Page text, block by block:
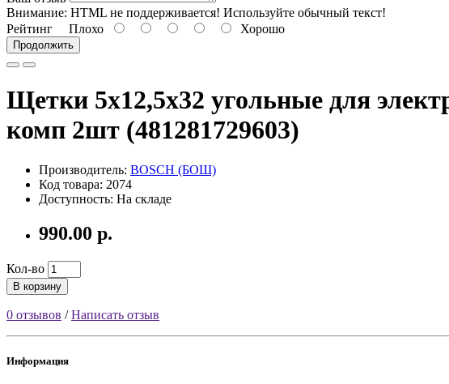
Внимание: HTML не поддерживается! Используйте обычный текст!
Рейтинг Плохо Хорошо
Продолжить
Щетки 5х12,5х32 угольные для
комп 2шт (481281729603)
Производитель: BOSCH (БОШ)
Код товара: 2074
Доступность: На складе
990.00 р.
Кол-во
В корзину
0 отзывов /Написать отзыв
Информация